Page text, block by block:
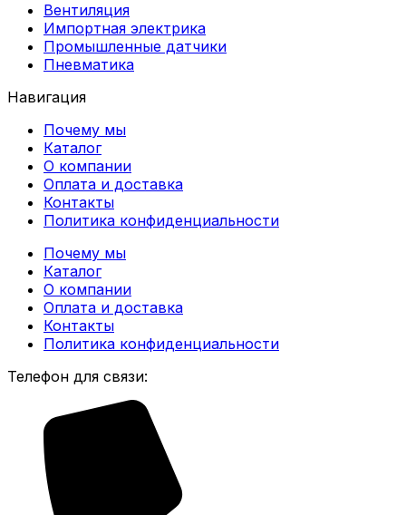
Вентиляция
Импортная электрика
Промышленные датчики
Пневматика
Навигация
Почему мы
Каталог
О компании
Оплата и доставка
Контакты
Политика конфиденциальности
Почему мы
Каталог
О компании
Оплата и доставка
Контакты
Политика конфиденциальности
Телефон для связи: